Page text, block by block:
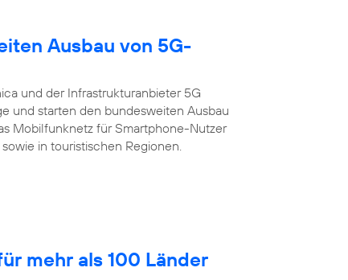
Ausbau von 5G-
und der Infrastrukturanbieter 5G
und starten den bundesweiten Ausbau
Mobilfunknetz für Smartphone-Nutzer
in touristischen Regionen.
mehr als 100 Länder